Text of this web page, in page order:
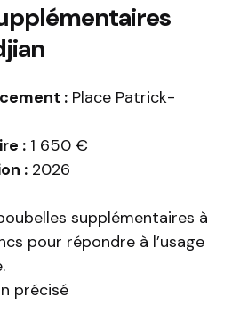
: Place Patrick-
: 1 650 €
: 2026
supplémentaires à
pour répondre à l’usage
précisé